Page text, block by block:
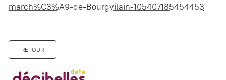
march%C3%A9-de-Bourgvilain-105407185454453
RETOUR